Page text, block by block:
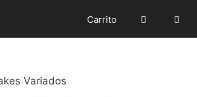
Carrito
Variados